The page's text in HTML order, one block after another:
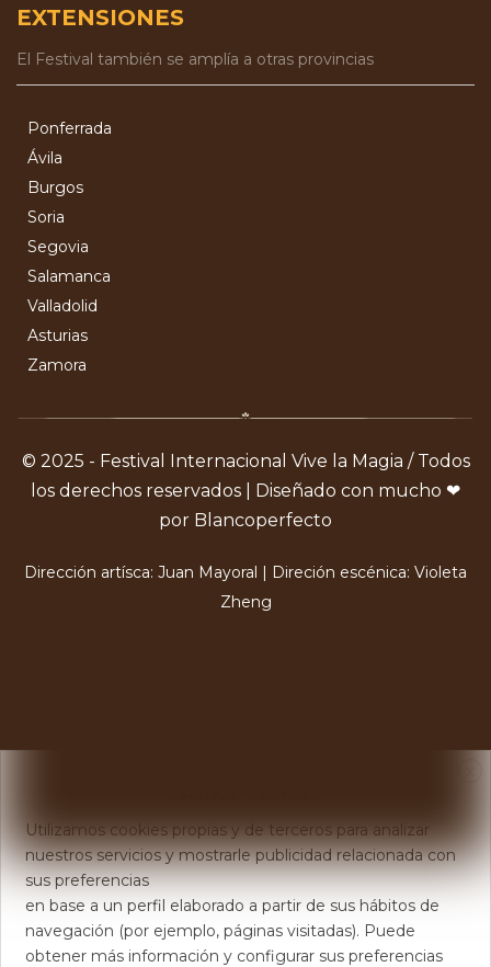
EXTENSIONES
El Festival también se amplía a otras provincias
Ponferrada
Ávila
Burgos
Soria
Segovia
Salamanca
Valladolid
Asturias
Zamora
© 2025 - Festival Internacional Vive la Magia / Todos
los derechos reservados | Diseñado con mucho ❤
por Blancoperfecto
Dirección artísca: Juan Mayoral | Direción escénica: Violeta
Zheng
Utilizamos cookies propias y de terceros para analizar
nuestros servicios y mostrarle publicidad relacionada con
sus preferencias
en base a un perfil elaborado a partir de sus hábitos de
navegación (por ejemplo, páginas visitadas). Puede
obtener más información y configurar sus preferencias